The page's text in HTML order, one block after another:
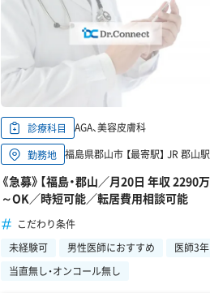
診療科目
AGA、美容皮膚科
勤務地 福島県郡山市 【最寄駅】 JR 郡山駅
《急募》【福島・郡山／月20日 年収
～OK／時短可能／転居費用相談可能
こだわり条件
未経験可
男性医師におすすめ 医師3
当直無し・オンコール無し